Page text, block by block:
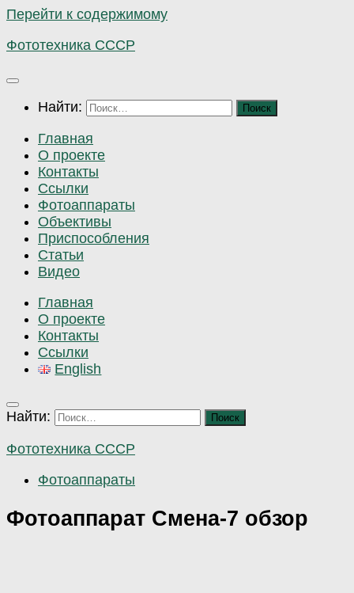
Перейти к содержимому
Фототехника СССР
Найти:
Главная
О проекте
Контакты
Ссылки
Фотоаппараты
Объективы
Приспособления
Статьи
Видео
Главная
О проекте
Контакты
Ссылки
English
Найти:
Фототехника СССР
Фотоаппараты
Фотоаппарат Смена-7 обзор